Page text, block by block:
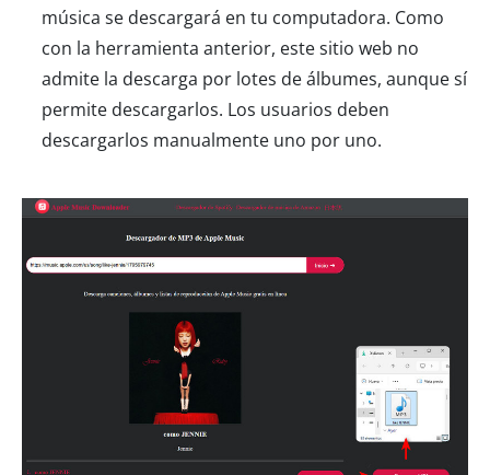
música se descargará en tu computadora. Como
con la herramienta anterior, este sitio web no
admite la descarga por lotes de álbumes, aunque sí
permite descargarlos. Los usuarios deben
descargarlos manualmente uno por uno.